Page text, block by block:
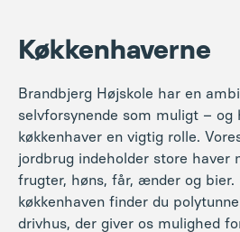
Køkkenhaverne
Brandbjerg Højskole har en
selvforsynende som muligt – og
køkkenhaver en vigtig rolle.
jordbrug indeholder store haver
frugter, høns, får, ænder og bier.
køkkenhaven finder du
drivhus, der giver os mulighed